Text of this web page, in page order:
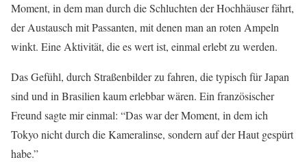
Moment, in dem man durch die Schluchten der Hochhäuser fährt,
der Austausch mit Passanten, mit denen man an roten Ampeln
winkt. Eine Aktivität, die es wert ist, einmal erlebt zu werden.
Das Gefühl, durch Straßenbilder zu fahren, die typisch für Japan
sind und in Brasilien kaum erlebbar wären. Ein französischer
Freund sagte mir einmal: “Das war der Moment, in dem ich
Tokyo nicht durch die Kameralinse, sondern auf der Haut gespürt
habe.”